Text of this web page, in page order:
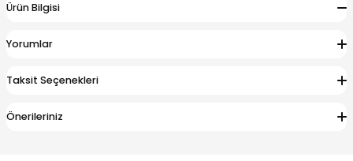
Ürün Bilgisi
Yorumlar
Taksit Seçenekleri
Önerileriniz